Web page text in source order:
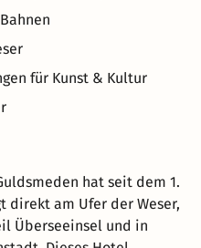
für Kunst & Kultur
hat seit dem 1.
direkt am Ufer der Weser,
Überseeinsel und in